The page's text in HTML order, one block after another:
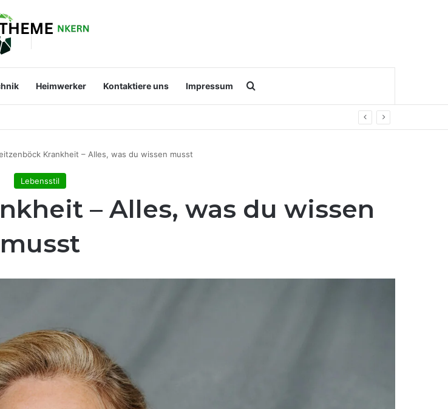
Heimwerker Kontaktiere uns Impressum Search for
Krankheit – Alles, was du wissen musst
Lebensstil
– Alles, was du wissen
musst